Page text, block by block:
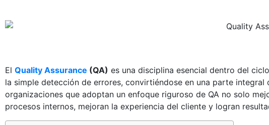
El Quality Assurance (QA) es una disciplina esencial dentro del
la simple detección de errores, convirtiéndose en una parte integral
organizaciones que adoptan un enfoque riguroso de QA no solo
procesos internos, mejoran la experiencia del cliente y logran